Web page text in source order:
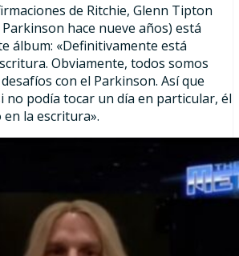
de Ritchie, Glenn Tipton
hace nueve años) está
álbum: «Definitivamente está
Obviamente, todos somos
con el Parkinson. Así que
no podía tocar un día en particular, él
la escritura».